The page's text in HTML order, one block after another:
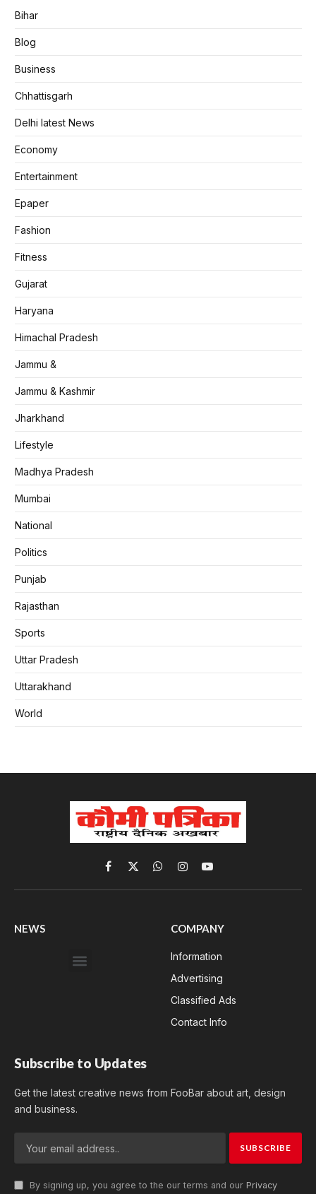
Bihar
Blog
Business
Chhattisgarh
Delhi latest News
Economy
Entertainment
Epaper
Fashion
Fitness
Gujarat
Haryana
Himachal Pradesh
Jammu &
Jammu & Kashmir
Jharkhand
Lifestyle
Madhya Pradesh
Mumbai
National
Politics
Punjab
Rajasthan
Sports
Uttar Pradesh
Uttarakhand
World
Facebook
X
(Twitter)
WhatsApp
InstagramYouTube
NEWS COMPANY
Information
Advertising
Classified Ads
Contact Info
Subscribe to Updates
Get the latest creative news from FooBar about art, design
and business.
By signing up, you agree to the our terms and our Privacy